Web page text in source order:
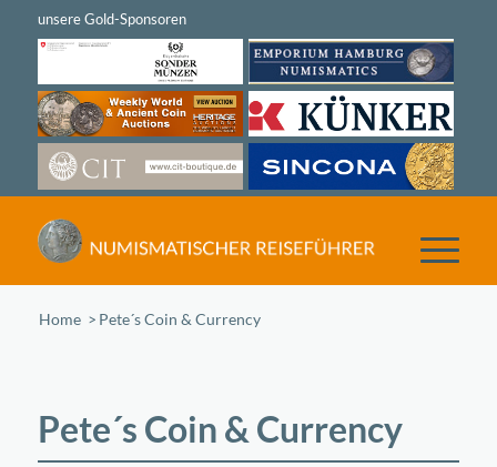
Home /Pete´s Coin & Currency
Pete´s Coin & Currency